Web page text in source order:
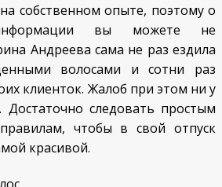
собственном опыте, поэтому о
информации вы можете не
Андреева сама не раз ездила
волосами и сотни раз
клиенток. Жалоб при этом ни у
Достаточно следовать простым
чтобы в свой отпуск
красивой.